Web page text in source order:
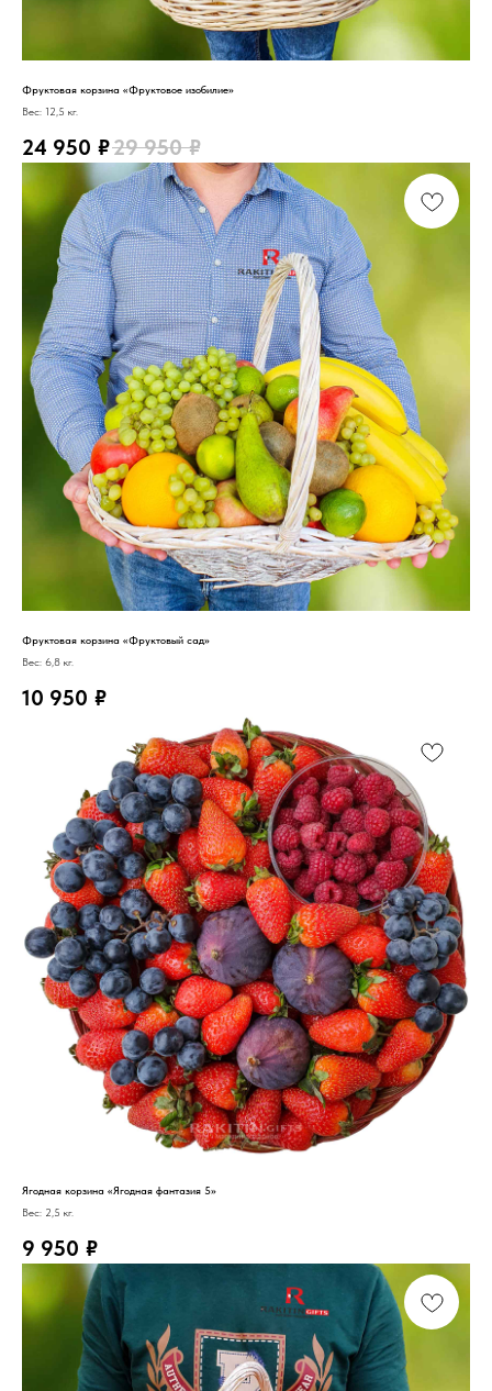
Фруктовая корзина «Фруктовое изобилие»
Вес: 12,5 кг.
24 950 ₽29 950 ₽
Фруктовая корзина «Фруктовый сад»
Вес: 6,8 кг.
10 950 ₽
Ягодная корзина «Ягодная фантазия 5»
Вес: 2,5 кг.
9 950 ₽